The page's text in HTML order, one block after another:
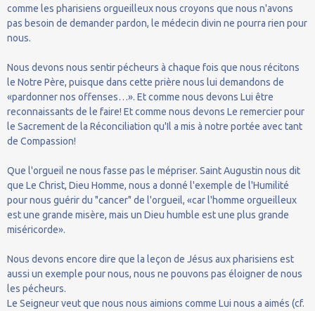
comme les pharisiens orgueilleux nous croyons que nous n'avons
pas besoin de demander pardon, le médecin divin ne pourra rien pour
nous.
Nous devons nous sentir pécheurs à chaque fois que nous récitons
le Notre Père, puisque dans cette prière nous lui demandons de
«pardonner nos offenses…». Et comme nous devons Lui être
reconnaissants de le faire! Et comme nous devons Le remercier pour
le Sacrement de la Réconciliation qu'Il a mis à notre portée avec tant
de Compassion!
Que l'orgueil ne nous fasse pas le mépriser. Saint Augustin nous dit
que Le Christ, Dieu Homme, nous a donné l'exemple de l'Humilité
pour nous guérir du "cancer" de l'orgueil, «car l'homme orgueilleux
est une grande misère, mais un Dieu humble est une plus grande
miséricorde».
Nous devons encore dire que la leçon de Jésus aux pharisiens est
aussi un exemple pour nous, nous ne pouvons pas éloigner de nous
les pécheurs.
Le Seigneur veut que nous nous aimions comme Lui nous a aimés (cf.